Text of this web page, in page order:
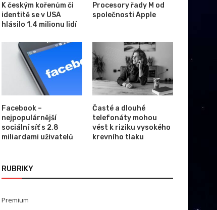
K českým kořenům či
identitě se v USA
hlásilo 1,4 milionu lidí
Procesory řady M od
společnosti Apple
Facebook –
nejpopulárnější
sociální síť s 2,8
miliardami uživatelů
Časté a dlouhé
telefonáty mohou
vést k riziku vysokého
krevního tlaku
RUBRIKY
Premium